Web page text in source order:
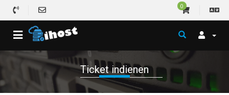
0
Ticket indienen